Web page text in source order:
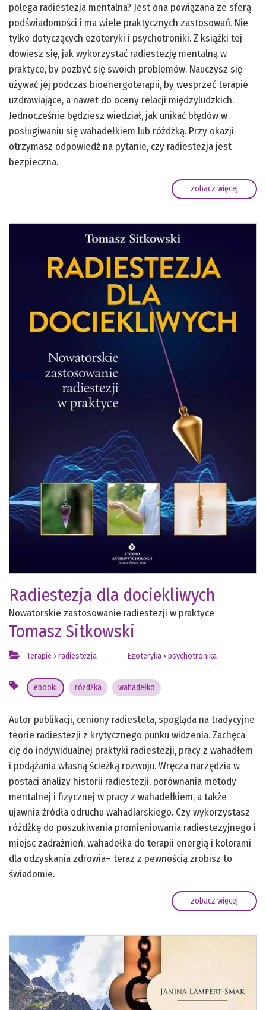
polega radiestezja mentalna? Jest ona powiązana ze sferą
podświadomości i ma wiele praktycznych zastosowań. Nie
tylko dotyczących ezoteryki i psychotroniki. Z książki tej
dowiesz się, jak wykorzystać radiestezję mentalną w
praktyce, by pozbyć się swoich problemów. Nauczysz się
używać jej podczas bioenergoterapii, by wesprzeć terapie
uzdrawiające, a nawet do oceny relacji międzyludzkich.
Jednocześnie będziesz wiedział, jak unikać błędów w
posługiwaniu się wahadełkiem lub różdżką. Przy okazji
otrzymasz odpowiedź na pytanie, czy radiestezja jest
bezpieczna.
zobacz więcej
Radiestezja dla dociekliwych
Nowatorskie zastosowanie radiestezji w praktyce
Tomasz Sitkowski
Terapie › radiestezja Ezoteryka › psychotronika
ebooki różdżka wahadełko
Autor publikacji, ceniony radiesteta, spogląda na tradycyjne
teorie radiestezji z krytycznego punku widzenia. Zachęca
cię do indywidualnej praktyki radiestezji, pracy z wahadłem
i podążania własną ścieżką rozwoju. Wręcza narzędzia w
postaci analizy historii radiestezji, porównania metody
mentalnej i fizycznej w pracy z wahadełkiem, a także
ujawnia źródła odruchu wahadlarskiego. Czy wykorzystasz
różdżkę do poszukiwania promieniowania radiestezyjnego i
miejsc zadrażnień, wahadełka do terapii energią i kolorami
dla odzyskania zdrowia– teraz z pewnością zrobisz to
świadomie.
zobacz więcej